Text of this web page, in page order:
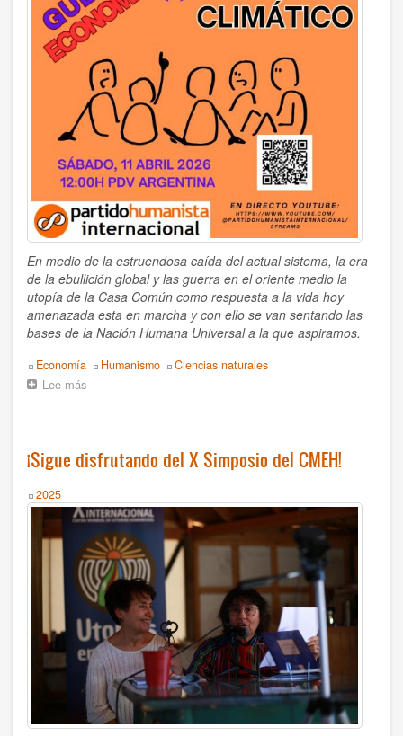
Psicología
Salud
Sociedad
AUTOR
Ildefonso Hernández Silva
2025
Angélica Soler
Boris Koval
C Braulio
CMEH
Carlos Crespo Burgos
Centro Mondiale di Studi Umanista
Centro Mundial Estudios Humanistas
Centro Mundial de Estudios Humanistas
Daniel Leon
Daniel R. León
Dionísia Sá
Doris Balvín
En medio de la estruendosa caída del actual sistema, la era
de la ebullición global y las guerra en el oriente medio la
utopía de la Casa Común como respuesta a la vida hoy
amenazada esta en marcha y con ello se van sentando las
bases de la Nación Humana Universal a la que aspiramos.
Topics
Economía Humanismo Ciencias naturales
Lee más
esta
un
civilizatorio!
¡Sigue disfrutando del X Simposio del CMEH!
Year
2025